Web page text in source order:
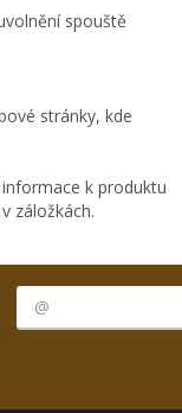
spouště
stránky, kde
k produktu
záložkách.